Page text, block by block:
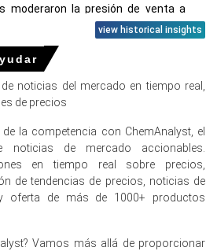
moderaron la presión de venta a
intermitentes en busca de primas
frente al dólar ligeramente redujo
contrarrestando cierta presión
vinculado a la energía.
Europa
de Precios del Cloroformo cayó por
view historical insights
noticias del mercado en tiempo real,
de precios
la competencia con ChemAnalyst, el
noticias de mercado accionables.
en tiempo real sobre precios,
de tendencias de precios, noticias de
oferta de más de 1000+ productos
Vamos más allá de proporcionar